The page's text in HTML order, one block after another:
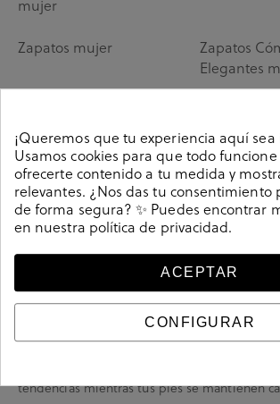
mujer
Zapatos mujer
Zapatos
Elegantes
mujer
Las botas con forro de pelo de
dejarás de ponerte esta
tendencias mientras tus pies se mantienen
¡Queremos que tu experiencia aquí sea
Usamos cookies para que todo
ofrecerte contenido a tu medida y
relevantes. ¿Nos das tu consentimiento
de forma segura? ✨ Puedes encontrar
en nuestra política de privacidad.
ACEPTAR
CONFIGURAR